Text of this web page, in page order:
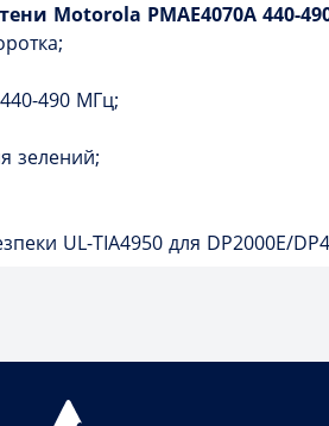
Motorola PMAE4070A 440-
490 МГц;
зелений;
UL-TIA4950 для DP2000E/